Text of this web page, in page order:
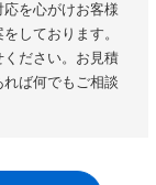
を心がけお客様
しております。
ださい。お見積
ば何でもご相談